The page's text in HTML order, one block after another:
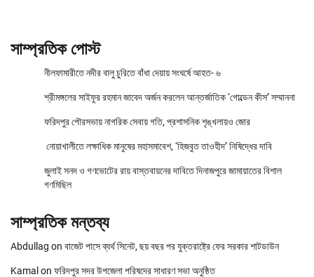
সাম্প্রতিক পোস্ট
নীলফামারীতে নদীর বালু চুরিতে বাঁধা দেয়ায় সংঘর্ষে আহত- ৬
শ্রীমঙ্গলের সাইফুর রহমান জাবেদ অর্জন করলেন আন্তর্জাতিক ‘গোল্ডেন কীস’ সম্মাননা
ফরিদপুর পৌরসভায় নাগরিক সেবায় গতি, প্রশাসনিক শৃঙ্খলায়ও জোর
নোয়াখালীতে লক্ষাধিক মানুষের মহাসমাবেশ, ‘হিজবুত তাওহীদ’ নিষিদ্ধের দাবি
জুলাই সনদ ও গণভোটের রায় বাস্তবায়নের দাবিতে দিনাজপুরে জামায়াতের বিশাল
গণমিছিল
সাম্প্রতিক মন্তব্য
Abdullag on বাজেট পাসে ব্যর্থ সিনেট, ছয় বছর পর যুক্তরাষ্ট্রে ফের সরকার শাটডাউন
Kamal on ফরিদপুর সদর উপজেলা পরিষদের সাধারণ সভা অনুষ্ঠিত